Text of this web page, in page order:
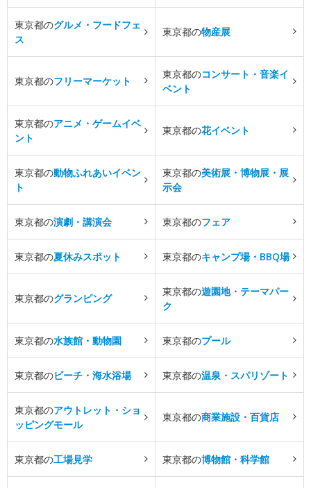
東京都のグルメ・フードフェ
ス
東京都の物産展
東京都のフリーマーケット
東京都のコンサート・音楽イ
ベント
東京都のアニメ・ゲームイベ
ント
東京都の花イベント
東京都の動物ふれあいイベン
ト
東京都の美術展・博物展・展
示会
東京都の演劇・講演会 東京都のフェア
東京都の夏休みスポット 東京都のキャンプ場・BBQ場
東京都のグランピング
東京都の遊園地・テーマパー
ク
東京都の水族館・動物園 東京都のプール
東京都のビーチ・海水浴場 東京都の温泉・スパリゾート
東京都のアウトレット・ショ
ッピングモール
東京都の商業施設・百貨店
東京都の工場見学 東京都の博物館・科学館